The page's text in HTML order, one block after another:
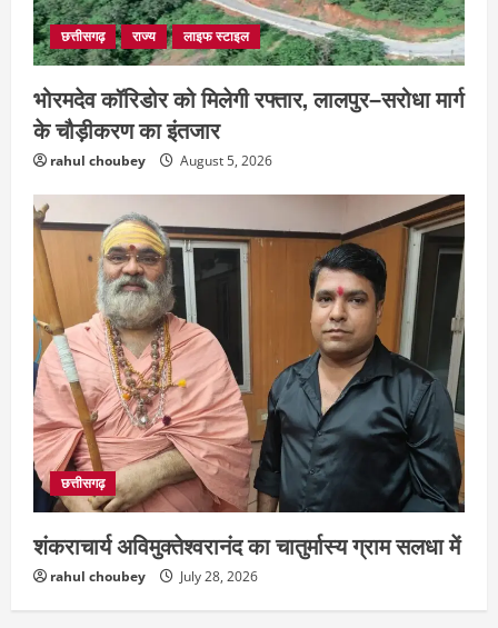
छत्तीसगढ़ राज्य लाइफ स्टाइल
भोरमदेव कॉरिडोर को मिलेगी रफ्तार, लालपुर–सरोधा मार्ग
के चौड़ीकरण का इंतजार
rahul choubey August 5, 2026
छत्तीसगढ़
शंकराचार्य अविमुक्तेश्वरानंद का चातुर्मास्य ग्राम सलधा में
rahul choubey July 28, 2026